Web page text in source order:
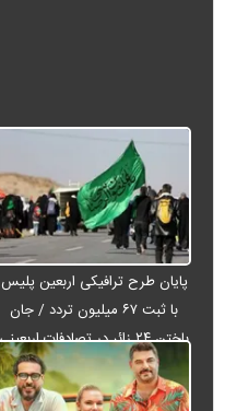
پایان طرح ترافیکی اربعین پلیس
با ثبت ۶۷ میلیون تردد / جان
باختن ۲۴ زائر در تصادفات اربعینی